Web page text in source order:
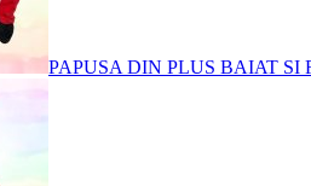
PAPUSA DIN PLUS BAIAT SI